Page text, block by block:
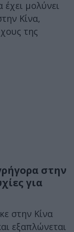
έχει μολύνει
Κίνα,
της
στην
για
στην Κίνα
εξαπλώνεται